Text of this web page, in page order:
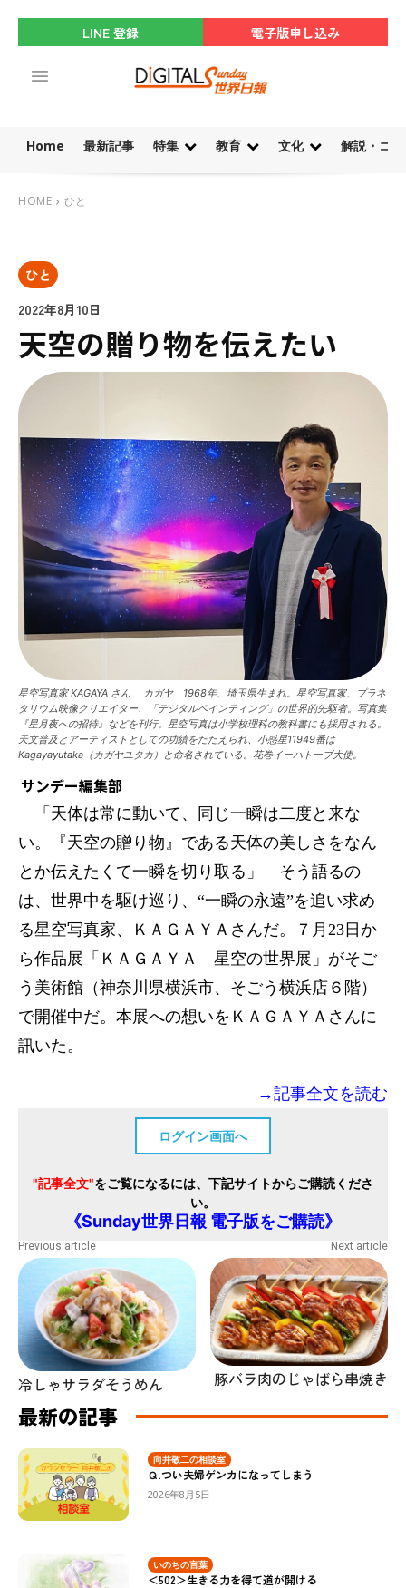
LINE 登録 電子版申し込み
Home 最新記事 特集 教育 文化 解説・コ
HOME ひと
ひと
2022年8月10日
天空の贈り物を伝えたい
星空写真家 KAGAYA さん カガヤ 1968年、埼玉県生まれ。星空写真家、プラネ
タリウム映像クリエイター、「デジタルペインティング」の世界的先駆者。写真集
『星月夜への招待』などを刊行。星空写真は小学校理科の教科書にも採用される。
天文普及とアーティストとしての功績をたたえられ、小惑星11949番は
Kagayayutaka（カガヤユタカ）と命名されている。花巻イーハトーブ大使。
サンデー編集部
「天体は常に動いて、同じ一瞬は二度と来な
い。『天空の贈り物』である天体の美しさをなん
とか伝えたくて一瞬を切り取る」 そう語るの
は、世界中を駆け巡り、“一瞬の永遠”を追い求め
る星空写真家、ＫＡＧＡＹＡさんだ。７月23日か
ら作品展「ＫＡＧＡＹＡ 星空の世界展」がそご
う美術館（神奈川県横浜市、そごう横浜店６階）
で開催中だ。本展への想いをＫＡＧＡＹＡさんに
訊いた。
→記事全文を読む
ログイン画面へ
"記事全文"をご覧になるには、下記サイトからご購読くださ
い。
《Sunday世界日報 電子版をご購読》
Previous article
冷しゃサラダそうめん
Next article
豚バラ肉のじゃばら串焼き
最新の記事
向井敬二の相談室
Ｑ.つい夫婦ゲンカになってしまう
2026年8月5日
いのちの言葉
＜502＞生きる力を得て道が開ける